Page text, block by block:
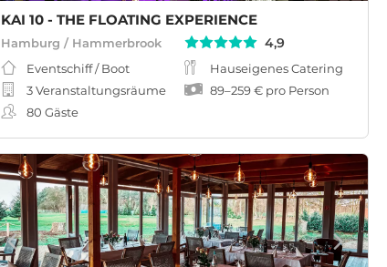
KAI 10 - THE FLOATING EXPERIENCE
Hamburg / Hammerbrook 4,9
Eventschiff / Boot
3 Veranstaltungsräume
80 Gäste
Hauseigenes Catering
89–259 € pro Person